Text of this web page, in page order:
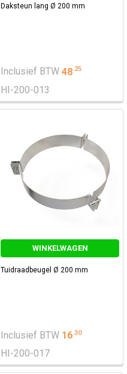
Daksteun lang Ø 200 mm
Inclusief BTW 48.25
HI-200-013
WINKELWAGEN
Tuidraadbeugel Ø 200 mm
Inclusief BTW 16.30
HI-200-017